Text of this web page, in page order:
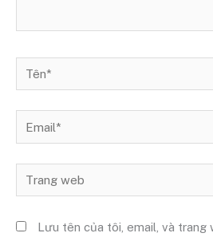
Tên*
Email*
Trang
web
Lưu tên của tôi, email, và